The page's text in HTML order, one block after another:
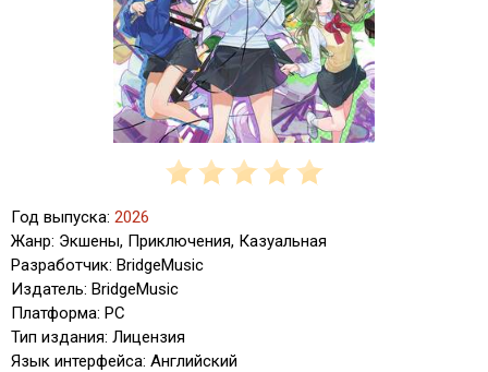
Год выпуска: 2026
Жанр: Экшены, Приключения, Казуальная
Разработчик: BridgeMusic
Издатель: BridgeMusic
Платформа: PC
Тип издания: Лицензия
Язык интерфейса: Английский